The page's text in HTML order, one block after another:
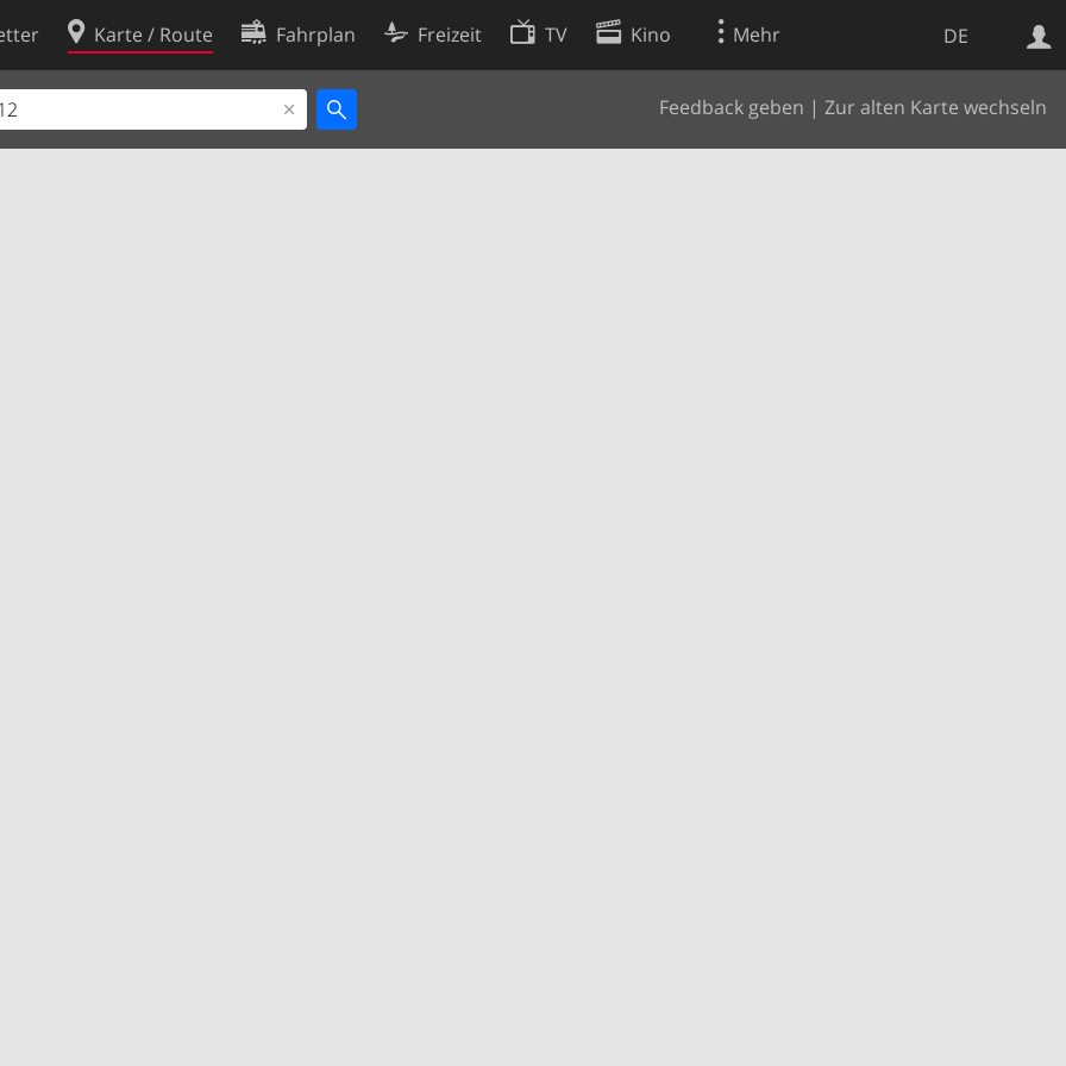
DE
Karte / Route Fahrplan Freizeit TV Kino Mehr
Feedback geben | Zur alten Karte wechseln
Websuche
Cookie-Richtlinie
Cookie-Einstellungen